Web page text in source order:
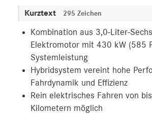
Kurztext 295 Zeichen
Kombination aus 3,0-Liter-
Elektromotor mit 430 kW (585
Systemleistung
Hybridsystem vereint hohe
Fahrdynamik und Effizienz
Rein elektrisches Fahren von
Kilometern möglich